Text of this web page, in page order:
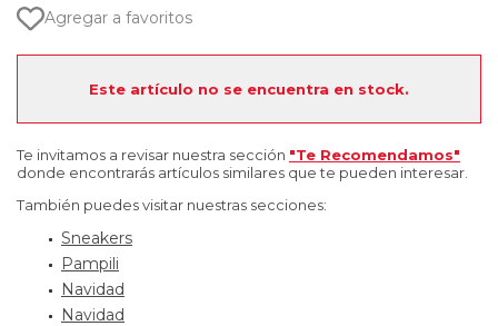
Agregar a favoritos
Este artículo no se encuentra en stock.
Te invitamos a revisar nuestra sección "Te Recomendamos"
donde encontrarás artículos similares que te pueden interesar.
También puedes visitar nuestras secciones:
Sneakers
Pampili
Navidad
Navidad